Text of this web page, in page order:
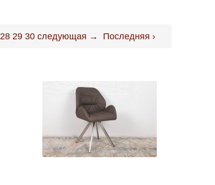
28 29 30 следующая → Последняя ›